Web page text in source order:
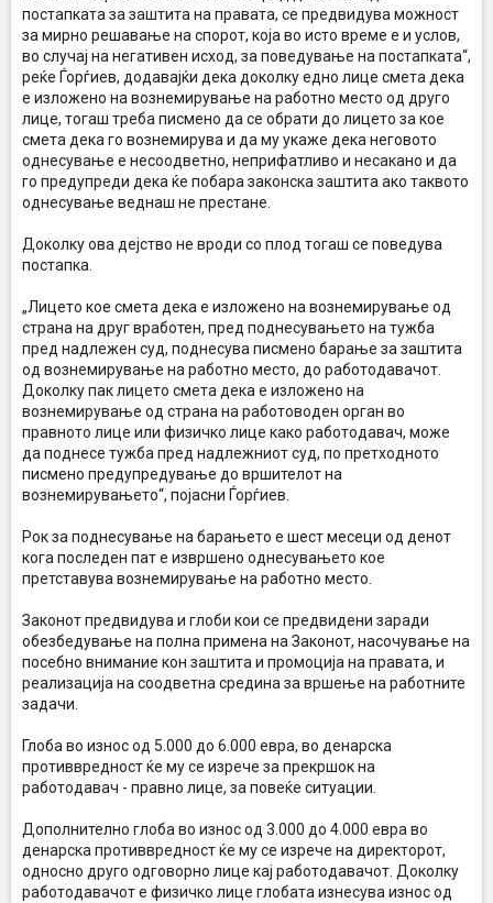
постапката за заштита на правата, се предвидува можност
за мирно решавање на спорот, која во исто време е и услов,
во случај на негативен исход, за поведување на постапката“,
реќе Ѓорѓиев, додавајќи дека доколку едно лице смета дека
е изложено на вознемирување на работно место од друго
лице, тогаш треба писмено да се обрати до лицето за кое
смета дека го вознемирува и да му укаже дека неговото
однесување е несоодветно, неприфатливо и несакано и да
го предупреди дека ќе побара законска заштита ако таквото
однесување веднаш не престане.
Доколку ова дејство не вроди со плод тогаш се поведува
постапка.
„Лицето кое смета дека е изложено на вознемирување од
страна на друг вработен, пред поднесувањето на тужба
пред надлежен суд, поднесува писмено барање за заштита
од вознемирување на работно место, до работодавачот.
Доколку пак лицето смета дека е изложено на
вознемирување од страна на работоводен орган во
правното лице или физичко лице како работодавач, може
да поднесе тужба пред надлежниот суд, по претходното
писмено предупредување до вршителот на
вознемирувањето“, појасни Ѓорѓиев.
Рок за поднесување на барањето е шест месеци од денот
кога последен пат е извршено однесувањето кое
претставува вознемирување на работно место.
Законот предвидува и глоби кои се предвидени заради
обезбедување на полна примена на Законот, насочување на
посебно внимание кон заштита и промоција на правата, и
реализација на соодветна средина за вршење на работните
задачи.
Глоба во износ од 5.000 до 6.000 евра, во денарска
противвредност ќе му се изрече за прекршок на
работодавач - правно лице, за повеќе ситуации.
Дополнително глоба во износ од 3.000 до 4.000 евра во
денарска противвредност ќе му се изрече на директорот,
односно друго одговорно лице кај работодавачот. Доколку
работодавачот е физичко лице глобата изнесува износ од